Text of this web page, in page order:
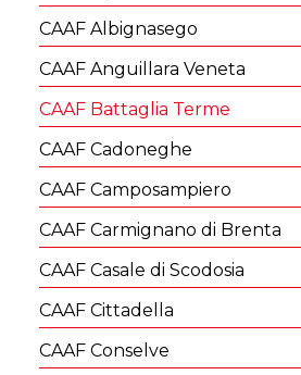
CAAF Albignasego
CAAF Anguillara Veneta
CAAF Battaglia Terme
CAAF Cadoneghe
CAAF Camposampiero
CAAF Carmignano di Brenta
CAAF Casale di Scodosia
CAAF Cittadella
CAAF Conselve